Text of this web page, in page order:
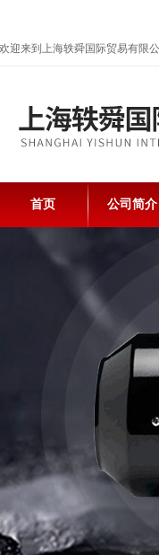
欢迎来到上海轶舜国际贸易有限
首页 公司简介